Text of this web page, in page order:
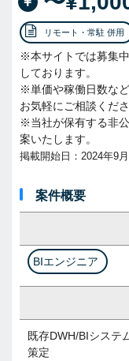
リモート・常駐 併用
※本サイトでは募集
しております。
※単価や稼働日数な
お気軽にご相談くださ
※当社が保有する非
案いたします。
掲載開始日：2024年9月
案件概要
BIエンジニア
既存DWH/BIシステ
策定